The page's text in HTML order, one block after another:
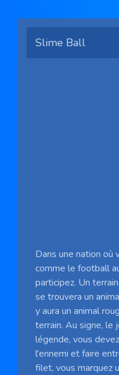
Slime Ball
Dans une nation où
comme le football
participez. Un
se trouvera un
y aura un animal
terrain. Au signe, le
légende, vous
l'ennemi et faire
filet, vous marquez